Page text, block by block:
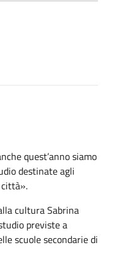
quest’anno siamo
destinate agli
cultura Sabrina
previste a
scuole secondarie di